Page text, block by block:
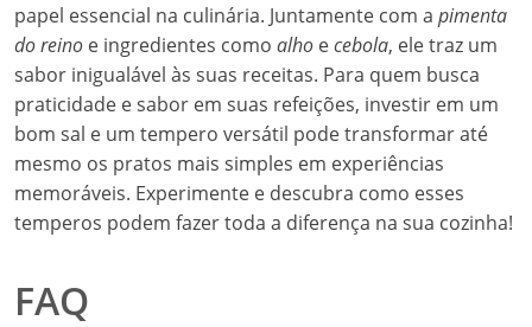
papel essencial na culinária. Juntamente com a pimenta
do reino e ingredientes como alho ecebola, ele traz um
sabor inigualável às suas receitas. Para quem busca
praticidade e sabor em suas refeições, investir em um
bom sal e um tempero versátil pode transformar até
mesmo os pratos mais simples em experiências
memoráveis. Experimente e descubra como esses
temperos podem fazer toda a diferença na sua cozinha!
FAQ